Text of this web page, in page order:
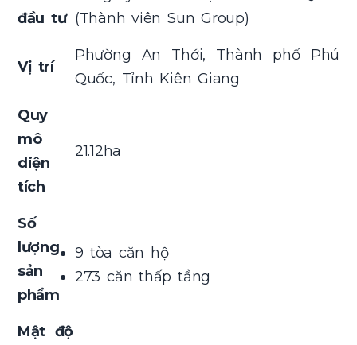
đầu tư (Thành viên Sun Group)
Vị trí
Phường An Thới, Thành phố Phú
Quốc, Tỉnh Kiên Giang
Quy
mô
diện
tích
21.12ha
Số
lượng
sản
phẩm
9 tòa căn hộ
273 căn thấp tầng
Mật độ